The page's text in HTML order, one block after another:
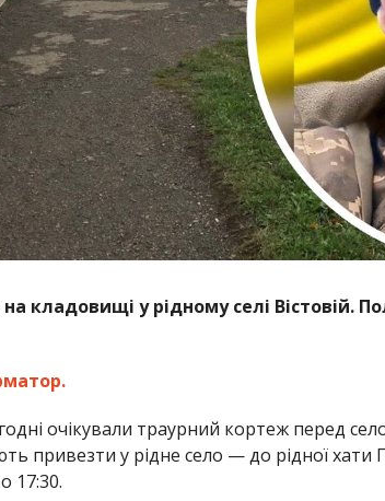
кладовищі у рідному селі Вістовій.
очікували траурний кортеж перед
привезти у рідне село — до рідної хати
17:30.